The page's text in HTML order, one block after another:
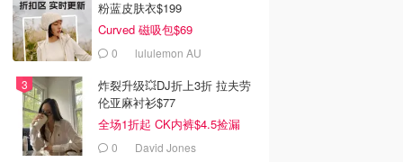
粉蓝皮肤衣$199
Curved 磁吸包$69
0 lululemon AU
炸裂升级💥DJ折上3折 拉夫劳
伦亚麻衬衫$77
全场1折起 CK内裤$4.5捡漏
0 David Jones